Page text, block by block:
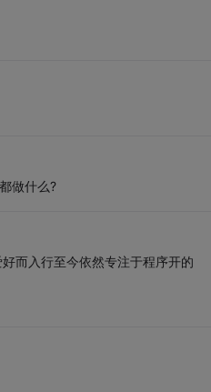
做什么?
而入行至今依然专注于程序开的